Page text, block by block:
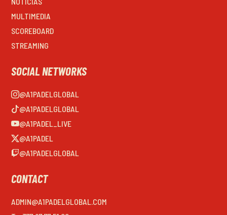
MULTIMEDIA
SCOREBOARD
STREAMING
SOCIAL NETWORKS
@A1PADELGLOBAL
@A1PADELGLOBAL
@A1PADEL_LIVE
@A1PADEL
@A1PADELGLOBAL
CONTACT
ADMIN@A1PADELGLOBAL.COM